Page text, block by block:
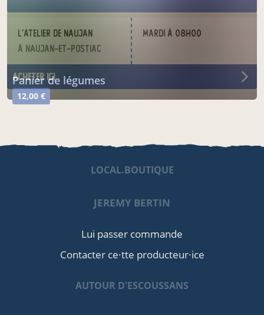
L’atelier de Naujan
à Naujan-et-Postiac
mardi à 08h00
acheter ici
panier de légumes
12,00 €
LOCAL.BOUTIQUE
JEREMY BERTIN
Lui passer commande
Contacter ce·tte producteur·ice
AUTOUR D'ESCOUSSANS